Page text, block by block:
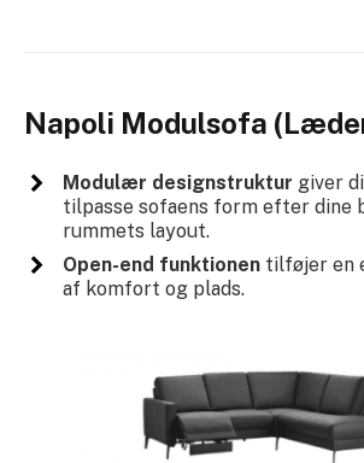
Napoli Modulsofa
Modulær designstruktur giver
tilpasse sofaens form efter dine
rummets layout.
Open-end funktionentilføjer en
af komfort og plads.